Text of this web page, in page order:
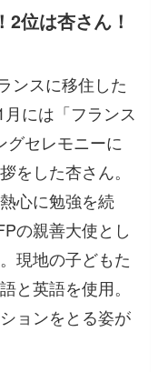
位は杏さん！
ンスに移住した
には「フランス
グセレモニーに
をした杏さん。
心に勉強を続
の親善大使とし
現地の子どもた
と英語を使用。
ョンをとる姿が